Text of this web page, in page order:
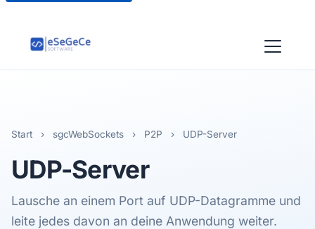
Start › sgcWebSockets › P2P › UDP-Server
UDP-Server
Lausche an einem Port auf UDP-Datagramme und
leite jedes davon an deine Anwendung weiter.